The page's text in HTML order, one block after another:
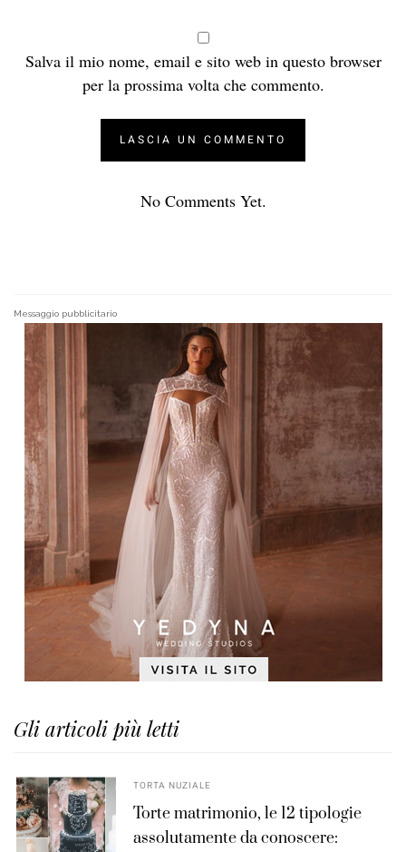
Salva il mio nome, email e sito web in questo browser
per la prossima volta che commento.
No Comments Yet.
Messaggio pubblicitario
Gli articoli più letti
TORTA NUZIALE
Torte matrimonio, le 12 tipologie
assolutamente da conoscere: